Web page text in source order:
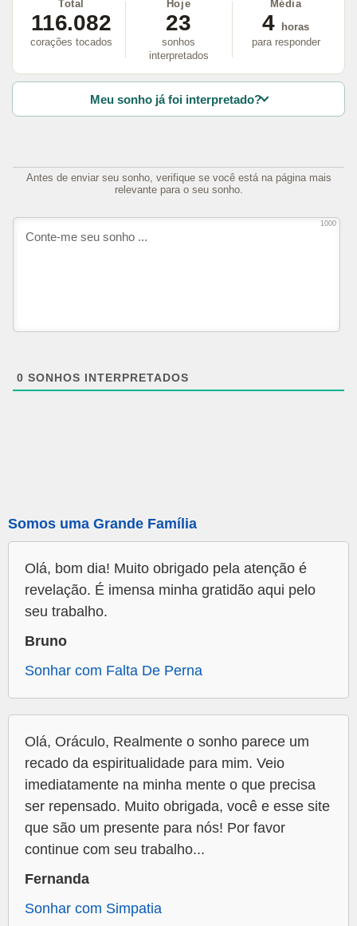
Total
116.082
corações tocados
Hoje
23
sonhos
interpretados
Média
4
horas
para responder
Meu sonho já foi interpretado?
Antes de enviar seu sonho, verifique se você está na página mais
relevante para o seu sonho.
1000
0 SONHOS INTERPRETADOS
Somos uma Grande Família
Olá, bom dia! Muito obrigado pela atenção é
revelação. É imensa minha gratidão aqui pelo
seu trabalho.
Bruno
Sonhar com Falta De Perna
Olá, Oráculo, Realmente o sonho parece um
recado da espiritualidade para mim. Veio
imediatamente na minha mente o que precisa
ser repensado. Muito obrigada, você e esse site
que são um presente para nós! Por favor
continue com seu trabalho...
Fernanda
Sonhar com Simpatia